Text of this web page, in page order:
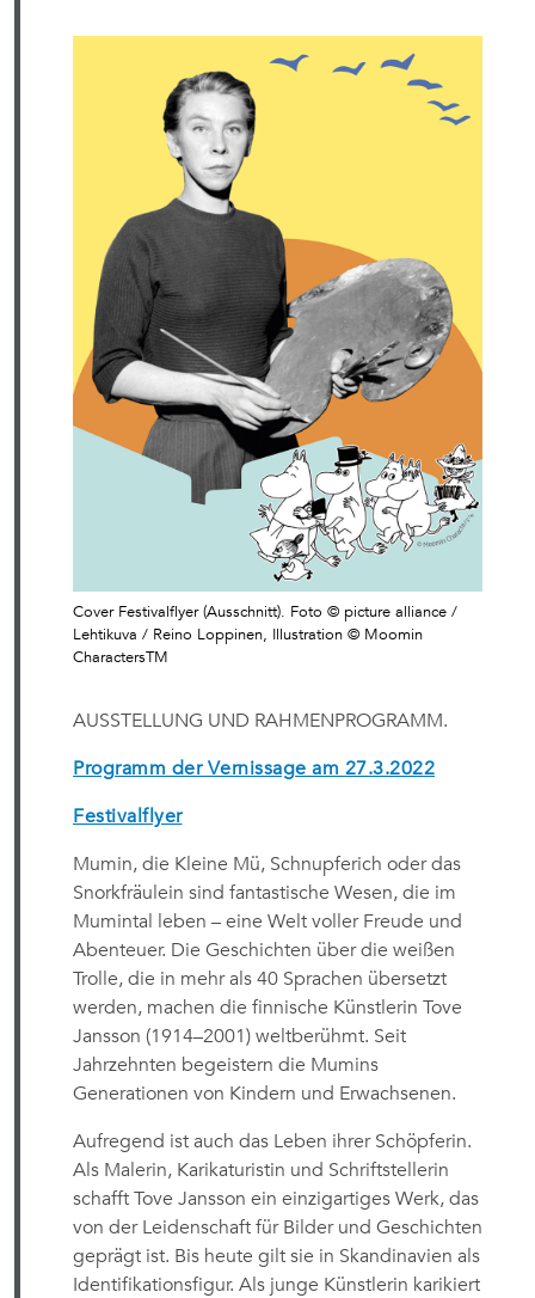
Cover Festivalflyer (Ausschnitt). Foto © picture alliance /
Lehtikuva / Reino Loppinen, Illustration © Moomin
CharactersTM
AUSSTELLUNG UND RAHMENPROGRAMM.
Programm der Vernissage am 27.3.2022
Festivalflyer
Mumin, die Kleine Mü, Schnupferich oder das
Snorkfräulein sind fantastische Wesen, die im
Mumintal leben – eine Welt voller Freude und
Abenteuer. Die Geschichten über die weißen
Trolle, die in mehr als 40 Sprachen übersetzt
werden, machen die finnische Künstlerin Tove
Jansson (1914–2001) weltberühmt. Seit
Jahrzehnten begeistern die Mumins
Generationen von Kindern und Erwachsenen.
Aufregend ist auch das Leben ihrer Schöpferin.
Als Malerin, Karikaturistin und Schriftstellerin
schafft Tove Jansson ein einzigartiges Werk, das
von der Leidenschaft für Bilder und Geschichten
geprägt ist. Bis heute gilt sie in Skandinavien als
Identifikationsfigur. Als junge Künstlerin karikiert